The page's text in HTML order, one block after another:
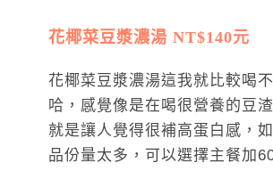
花椰菜豆漿濃湯 NT$140元
花椰菜豆漿濃湯這我就比較喝
哈，感覺像是在喝很營養的豆
就是讓人覺得很補高蛋白感，
品份量太多，可以選擇主餐加